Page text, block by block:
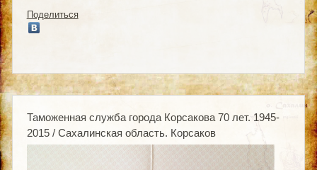
Поделиться
Таможенная служба города Корсакова 70 лет. 1945-
2015 / Сахалинская область. Корсаков